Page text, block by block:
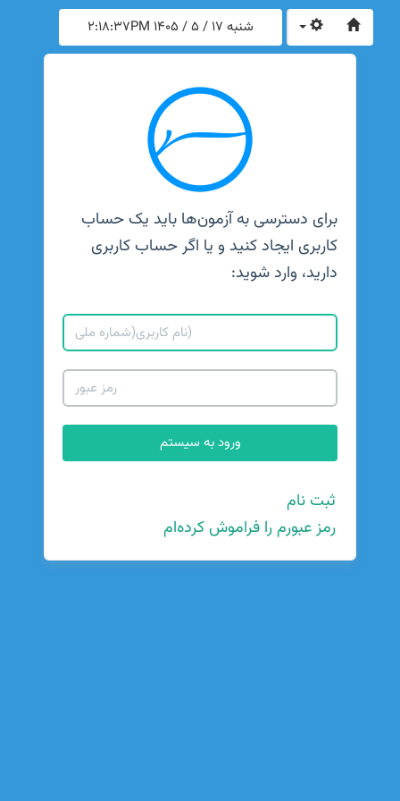
شنبه 17 / 5 / 1405 2:18:37PM
برای دسترسی به آزمون‌ها باید یک حساب
کاربری ایجاد کنید و یا اگر حساب کاربری
دارید، وارد شوید:
ثبت نام
رمز عبورم را فراموش کرده‌ام